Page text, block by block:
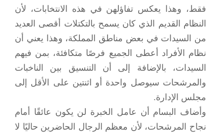
فقط، وهذا يعكس تفاؤلهن في هذه الانتخابات، لأن
النظام القديم الذي كان يسمح بالتكتلات أقصى العديد
من السيدات في بعض مناطق المملكة، وهذا يعني أن
نظام الأفراد أعطى الجميع فرصًا متكافئة، بمن فيهم
السيدات، بالإضافة إلى أن التنسيق بين الناخبات
والمرشحات سيوصل واحدة أو اثنتين على الأقل إلى
مجلس الإدارة.
وأضاف البسام أن عامل الخبرة لن يكون عائقًا أمام
نجاح المرشحات، لأن معظم الرجال الحاضرين حاليًا لا